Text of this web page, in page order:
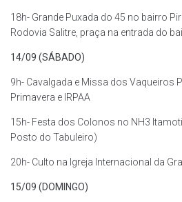
18h- Grande Puxada do 45 no bairro
Rodovia Salitre, praça na entrada do
14/09 (SÁBADO)
9h- Cavalgada e Missa dos Vaqueiros
Primavera e IRPAA
15h- Festa dos Colonos no NH3
Posto do Tabuleiro)
20h- Culto na Igreja Internacional da
15/09 (DOMINGO)